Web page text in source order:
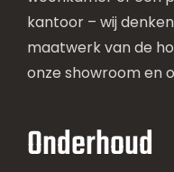
kantoor – wij
maatwerk van de
onze showroom en
Onderhoud